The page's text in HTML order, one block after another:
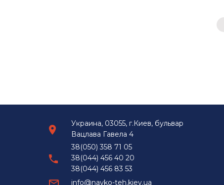
Украина, 03055, г.Киев, бульвар
Вацлава Гавела 4
38(050) 358 71 05
38(044) 456 40 20
38(044) 456 83 53
info@navko-teh.kiev.ua